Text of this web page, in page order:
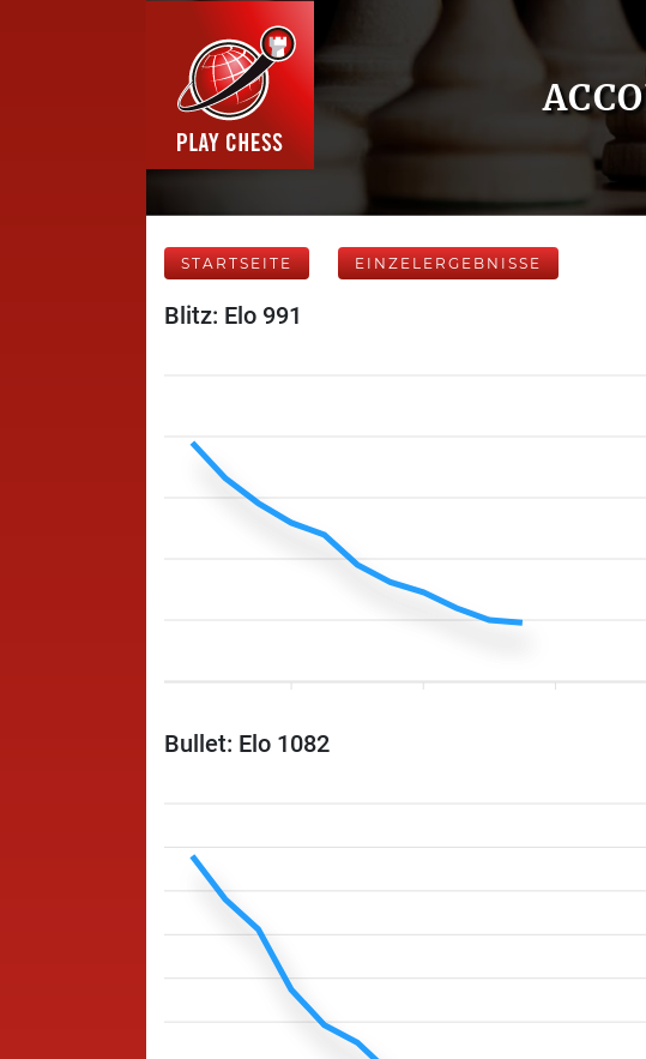
STARTSEITE EINZELERGEBNISSE
Blitz: Elo 991
Bullet: Elo 1082